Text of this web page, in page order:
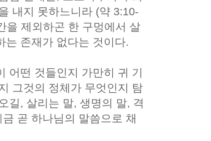
내지 못하느니라 (약 3:10-
을 제외하곤 한 구멍에서 살
는 존재가 없다는 것이다.
어떤 것들인지 가만히 귀 기
그것의 정체가 무엇인지 탐
길, 살리는 말, 생명의 말, 격
곧 하나님의 말씀으로 채